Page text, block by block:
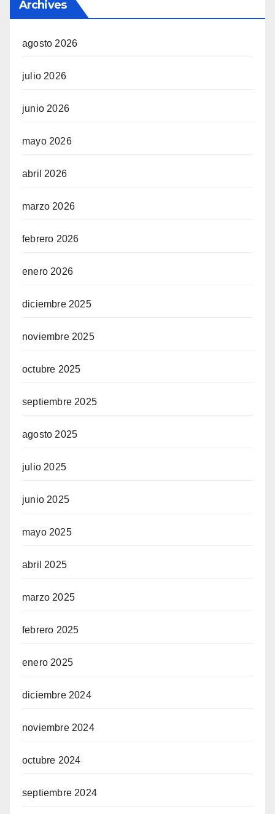
Archives
agosto 2026
julio 2026
junio 2026
mayo 2026
abril 2026
marzo 2026
febrero 2026
enero 2026
diciembre 2025
noviembre 2025
octubre 2025
septiembre 2025
agosto 2025
julio 2025
junio 2025
mayo 2025
abril 2025
marzo 2025
febrero 2025
enero 2025
diciembre 2024
noviembre 2024
octubre 2024
septiembre 2024